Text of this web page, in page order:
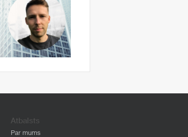
Atbalsts
Par mums